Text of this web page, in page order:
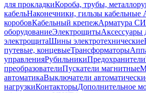
для прокладкиКороба, трубы,
кабельНаконечники, гильзы кабельные
коробовКабельный крепежАрматура
оборудованиеЭлектрощитыАксессуары
электрощитаШины электротехнические
путевые, концевыеТрансформаторы
управленияРубильникиПредохранители
преобразователиПускатели магнитные
автоматикаВыключатели
нагрузкиКонтакторыДополнительное